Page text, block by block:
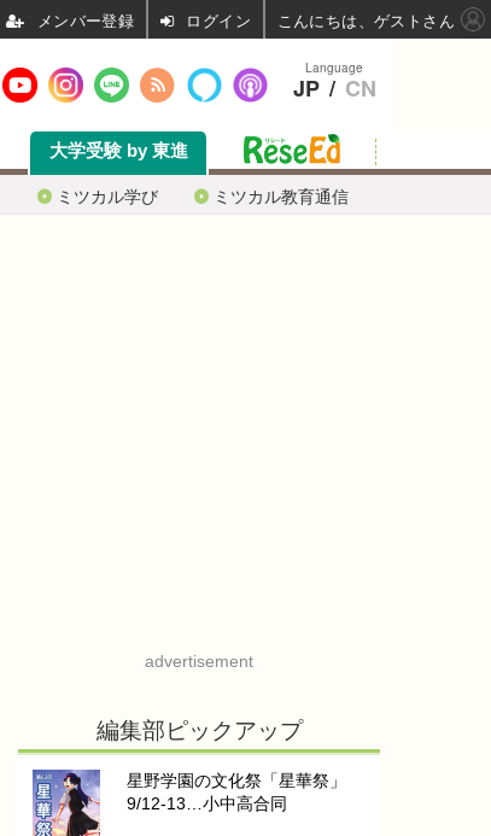
ミツカル学び ミツカル教育通信
大学受験 by 東進
advertisement
編集部ピックアップ
星野学園の文化祭「星華祭」
9/12-13…小中高合同
Language
JP / CN
ログイン こんにちは、ゲストさん